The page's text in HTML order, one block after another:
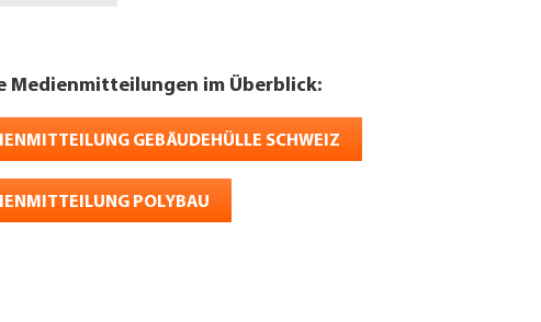
Medienmitteilungen im Überblick:
GEBÄUDEHÜLLE SCHWEIZ
POLYBAU